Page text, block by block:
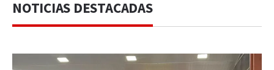
NOTICIAS DESTACADAS